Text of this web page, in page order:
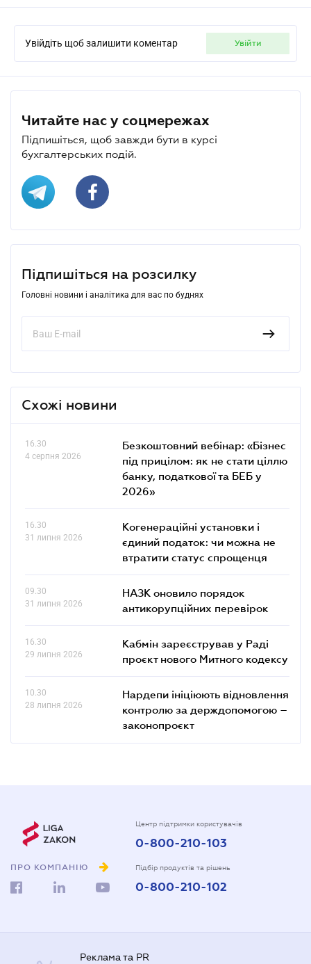
Увійдіть щоб залишити коментар увійти
Читайте нас у соцмережах
Підпишіться, щоб завжди бути в курсі
бухгалтерських подій.
Підпишіться на розсилку
Головні новини і аналітика для вас по буднях
Схожі новини
16.30
4 серпня 2026
Безкоштовний вебінар: «Бізнес
під прицілом: як не стати ціллю
банку, податкової та БЕБ у
2026»
16.30
31 липня 2026
Когенераційні установки і
єдиний податок: чи можна не
втратити статус спрощенця
09.30
31 липня 2026
НАЗК оновило порядок
антикорупційних перевірок
16.30
29 липня 2026
Кабмін зареєстрував у Раді
проєкт нового Митного кодексу
10.30
28 липня 2026
Нардепи ініціюють відновлення
контролю за держдопомогою –
законопроєкт
ПРО КОМПАНІЮ
Центр підтримки користувачів
0-800-210-103
Підбір продуктів та рішень
0-800-210-102
Реклама та PR